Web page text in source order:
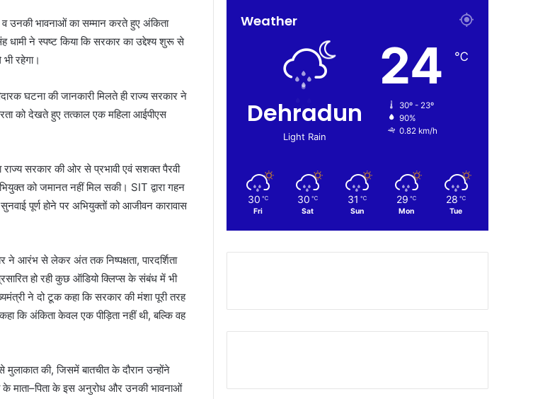
व उनकी भावनाओं का सम्मान करते हुए अंकिता
धामी ने स्पष्ट किया कि सरकार का उद्देश्य शुरू से
रहेगा।
घटना की जानकारी मिलते ही राज्य सरकार ने
को देखते हुए तत्काल एक महिला आईपीएस
सरकार की ओर से प्रभावी एवं सशक्त पैरवी
को जमानत नहीं मिल सकी। SIT द्वारा गहन
पूर्ण होने पर अभियुक्तों को आजीवन कारावास
ने आरंभ से लेकर अंत तक निष्पक्षता, पारदर्शिता
हो रही कुछ ऑडियो क्लिप्स के संबंध में भी
ने दो टूक कहा कि सरकार की मंशा पूरी तरह
कि अंकिता केवल एक पीड़िता नहीं थी, बल्कि वह
मुलाकात की, जिसमें बातचीत के दौरान उन्होंने
के माता–पिता के इस अनुरोध और उनकी भावनाओं
Weather
Dehradun
Light Rain
24 ℃
30º - 23º
90%
0.82 km/h
30 ℃
Fri
30 ℃
Sat
31 ℃
Sun
29 ℃
Mon
28 ℃
Tue